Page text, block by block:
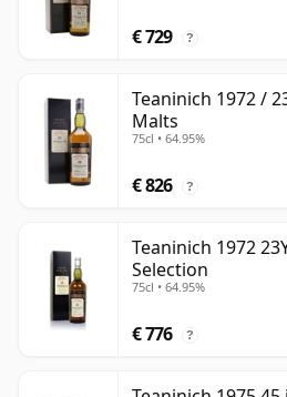
€ 729 ?
Teaninich 1972 /
Malts
75cl • 64.95%
€ 826 ?
Teaninich 1972
Selection
75cl • 64.95%
€ 776 ?